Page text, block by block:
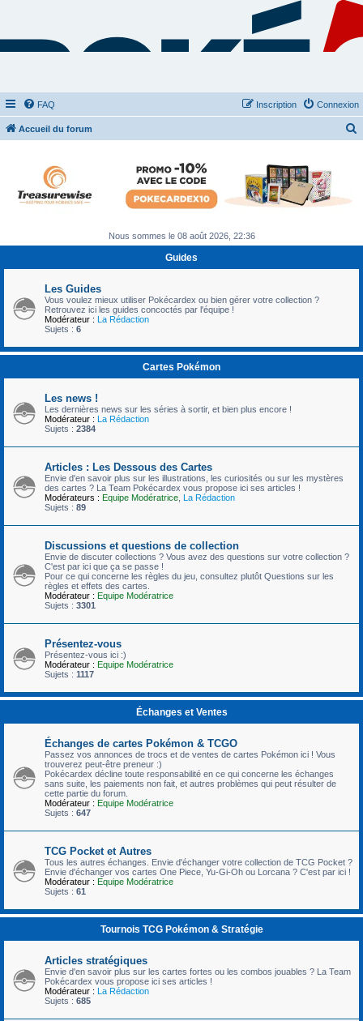
FAQ Connexion
Inscription
Accueil du forum
c
Nous sommes le 08 août 2026, 22:36
Guides
Les Guides
Vous voulez mieux utiliser Pokécardex ou bien gérer votre collection ?
Retrouvez ici les guides concoctés par l'équipe !
Modérateur : La Rédaction
Sujets : 6
Cartes Pokémon
Les news !
Les dernières news sur les séries à sortir, et bien plus encore !
Modérateur : La Rédaction
Sujets : 2384
Articles : Les Dessous des Cartes
Envie d'en savoir plus sur les illustrations, les curiosités ou sur les mystères
des cartes ? La Team Pokécardex vous propose ici ses articles !
Modérateurs : Equipe Modératrice La Rédaction
Sujets : 89
Discussions et questions de collection
Envie de discuter collections ? Vous avez des questions sur votre collection ?
C'est par ici que ça se passe !
Pour ce qui concerne les règles du jeu, consultez plutôt Questions sur les
règles et effets des cartes.
Modérateur : Equipe Modératrice
Sujets : 3301
Présentez-vous
Présentez-vous ici :)
Modérateur : Equipe Modératrice
Sujets : 1117
Échanges et Ventes
Échanges de cartes Pokémon & TCGO
Passez vos annonces de trocs et de ventes de cartes Pokémon ici ! Vous
trouverez peut-être preneur :)
Pokécardex décline toute responsabilité en ce qui concerne les échanges
sans suite, les paiements non fait, et autres problèmes qui peut résulter de
cette partie du forum.
Modérateur : Equipe Modératrice
Sujets : 647
TCG Pocket et Autres
Tous les autres échanges. Envie d'échanger votre collection de TCG Pocket ?
Envie d'échanger vos cartes One Piece, Yu-Gi-Oh ou Lorcana ? C'est par ici !
Modérateur : Equipe Modératrice
Sujets : 61
Tournois TCG Pokémon & Stratégie
Articles stratégiques
Envie d'en savoir plus sur les cartes fortes ou les combos jouables ? La Team
Pokécardex vous propose ici ses articles !
Modérateur : La Rédaction
Sujets : 685